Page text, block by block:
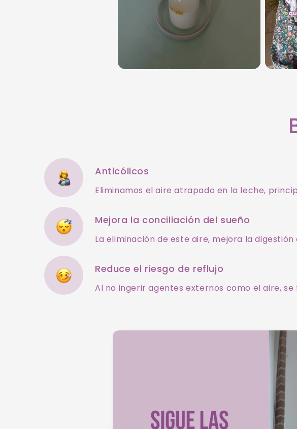
Anticólicos
Eliminamos el aire atrapado en la leche,
Mejora la conciliación del sueño
La eliminación de este aire, mejora la
Reduce el riesgo de reflujo
Al no ingerir agentes externos como el aire,